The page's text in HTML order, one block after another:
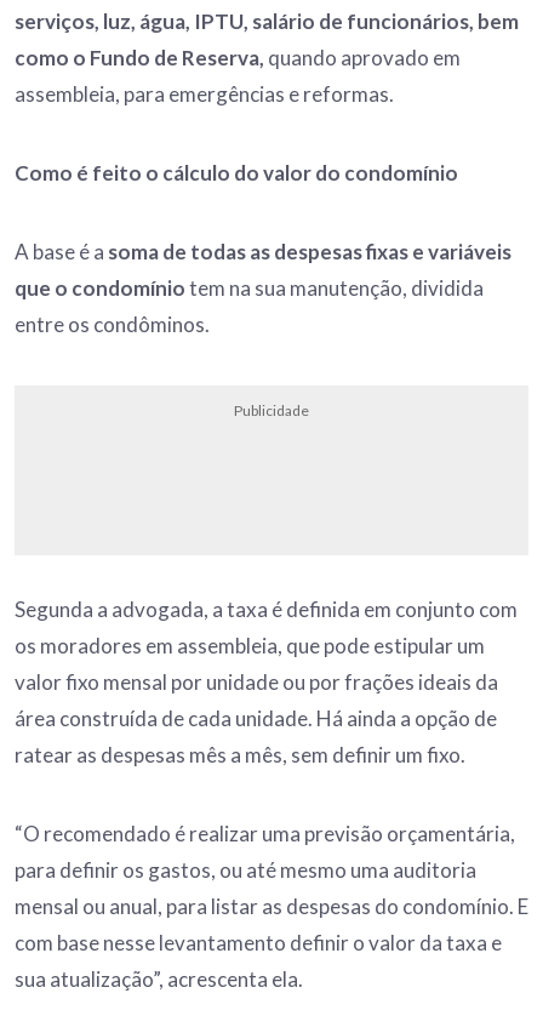
serviços, luz, água, IPTU, salário de funcionários, bem
como o Fundo de Reserva, quando aprovado em
assembleia, para emergências e reformas.
Como é feito o cálculo do valor do condomínio
A base é a soma de todas as despesas fixas e variáveis
que o condomíniotem na sua manutenção, dividida
entre os condôminos.
Publicidade
Segunda a advogada, a taxa é definida em conjunto com
os moradores em assembleia, que pode estipular um
valor fixo mensal por unidade ou por frações ideais da
área construída de cada unidade. Há ainda a opção de
ratear as despesas mês a mês, sem definir um fixo.
“O recomendado é realizar uma previsão orçamentária,
para definir os gastos, ou até mesmo uma auditoria
mensal ou anual, para listar as despesas do condomínio. E
com base nesse levantamento definir o valor da taxa e
sua atualização”, acrescenta ela.